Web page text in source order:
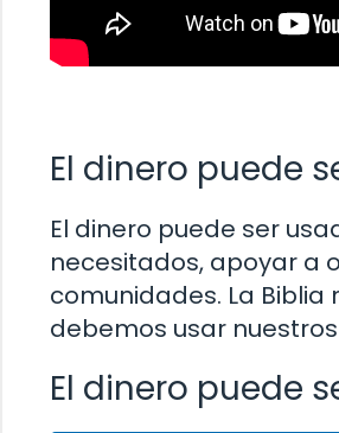
El dinero puede
El dinero puede ser
necesitados, apoyar a
comunidades. La
debemos usar
El dinero puede